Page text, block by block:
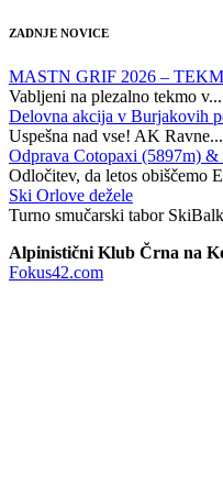
ZADNJE NOVICE
MASTN GRIF 2026 –
Vabljeni na plezalno tekmo v...
Delovna akcija v Burjakovih
Uspešna nad vse! AK Ravne...
Odprava Cotopaxi (5897m)
Odločitev, da letos obiščemo
Ski Orlove dežele
Turno smučarski tabor
Alpinistični Klub Črna na
Fokus42.com